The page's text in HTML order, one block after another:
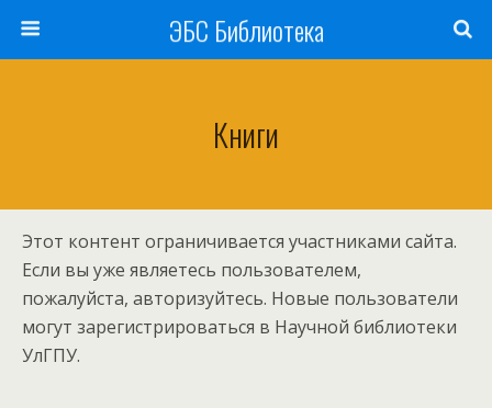
ЭБС Библиотека
Книги
Этот контент ограничивается участниками сайта.
Если вы уже являетесь пользователем,
пожалуйста, авторизуйтесь. Новые пользователи
могут зарегистрироваться в Научной библиотеки
УлГПУ.